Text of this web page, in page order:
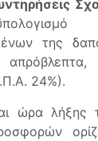
της
24%).
ώρα λήξης